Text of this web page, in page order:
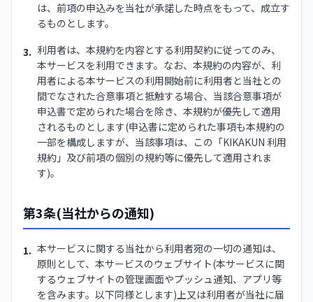
は、前項の申込みを当社が承諾した時点をもって、成立す
るものとします。
3. 利用者は、本規約を内容とする利用契約に従ってのみ、
本サービスを利用できます。なお、本規約の内容が、利
用者による本サービスの利用開始前に利用者と当社との
間でなされた合意事項と抵触する場合、当該合意事項が
申込書で定められた場合を除き、本規約が優先して適用
されるものとします(申込書に定められた事項も本規約の
一部を構成しますが、当該事項は、この「KIKAKUN 利用
規約」及び前項の個別の規約等に優先して適用されま
す)。
第3条(当社からの通知)
1. 本サービスに関する当社から利用者宛の一切の通知は、
原則として、本サービスのウェブサイト(本サービスに関
するウェブサイトの管理画面やプッシュ通知、アプリ等
を含みます。以下同様とします)上又は利用者が当社に届